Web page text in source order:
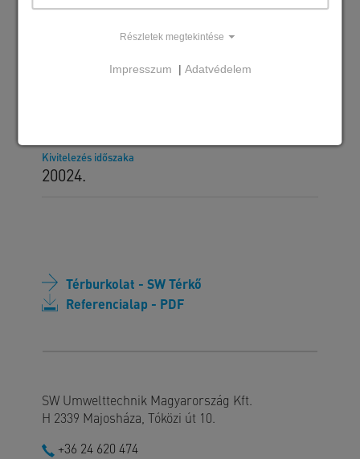
Szállított SW termékek
Kivitelezés időszaka
20024.
Térburkolat - SW Térkő
Referencialap - PDF
SW Umwelttechnik Magyarország Kft.
H 2339 Majosháza, Tóközi út 10.
+36 24 620 474
Részletek megtekintése
Impresszum | Adatvédelem